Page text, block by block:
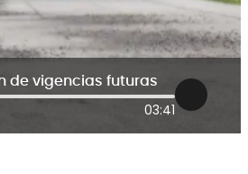
de vigencias futuras
03:41